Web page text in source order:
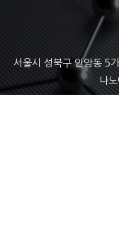
서울시 성북구 안암동 5
나